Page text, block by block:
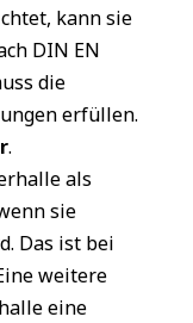
kann sie
DIN EN
die
erfüllen.
.
als
sie
Das ist bei
weitere
eine